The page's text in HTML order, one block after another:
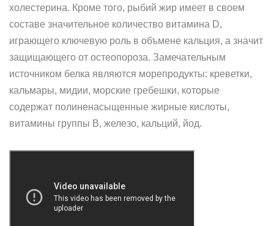
холестерина. Кроме того, рыбий жир имеет в своем
составе значительное количество витамина D,
играющего ключевую роль в объмене кальция, а значит
защищающего от остеопороза. Замечательным
источником белка являются морепродукты: креветки,
кальмары, мидии, морские гребешки, которые
содержат полиненасыщенные жирные кислоты,
витамины группы В, железо, кальций, йод.